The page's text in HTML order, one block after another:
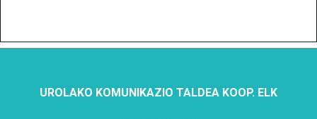
UROLAKO KOMUNIKAZIO TALDEA KOOP. ELK